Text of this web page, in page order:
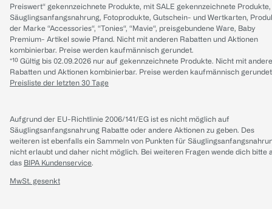
Preiswert“ gekennzeichnete Produkte, mit SALE gekennzeichnete Produkte,
Säuglingsanfangsnahrung, Fotoprodukte, Gutschein- und Wertkarten,
der Marke “Accessories“, “Tonies“, “Mavie“, preisgebundene Ware, Baby
Premium- Artikel sowie Pfand. Nicht mit anderen Rabatten und Aktionen
kombinierbar. Preise werden kaufmännisch gerundet.
*¹⁰ Gültig bis 02.09.2026 nur auf gekennzeichnete Produkte. Nicht mit
Rabatten und Aktionen kombinierbar. Preise werden kaufmännisch
Preisliste der letzten 30 Tage
Aufgrund der EU-Richtlinie 2006/141/EG ist es nicht möglich auf
Säuglingsanfangsnahrung Rabatte oder andere Aktionen zu geben. Des
weiteren ist ebenfalls ein Sammeln von Punkten für
nicht erlaubt und daher nicht möglich. Bei weiteren Fragen wende dich bitte
das BIPA Kundenservice.
MwSt. gesenkt